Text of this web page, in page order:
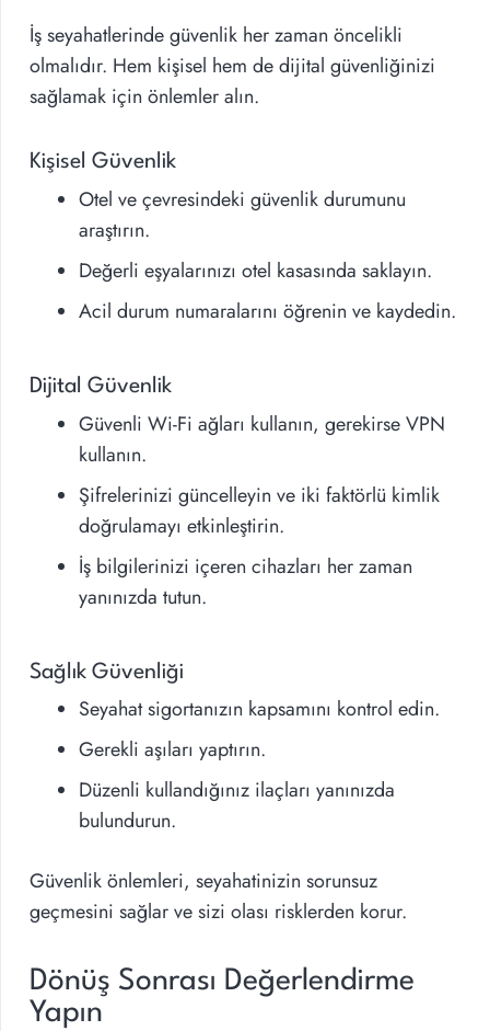
İş seyahatlerinde güvenlik her zaman öncelikli
olmalıdır. Hem kişisel hem de dijital güvenliğinizi
sağlamak için önlemler alın.
Kişisel Güvenlik
Otel ve çevresindeki güvenlik durumunu
araştırın.
Değerli eşyalarınızı otel kasasında saklayın.
Acil durum numaralarını öğrenin ve kaydedin.
Dijital Güvenlik
Güvenli Wi-Fi ağları kullanın, gerekirse VPN
kullanın.
Şifrelerinizi güncelleyin ve iki faktörlü kimlik
doğrulamayı etkinleştirin.
İş bilgilerinizi içeren cihazları her zaman
yanınızda tutun.
Sağlık Güvenliği
Seyahat sigortanızın kapsamını kontrol edin.
Gerekli aşıları yaptırın.
Düzenli kullandığınız ilaçları yanınızda
bulundurun.
Güvenlik önlemleri, seyahatinizin sorunsuz
geçmesini sağlar ve sizi olası risklerden korur.
Dönüş Sonrası Değerlendirme
Yapın